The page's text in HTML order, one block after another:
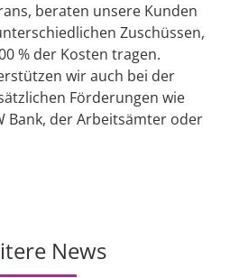
beraten unsere Kunden
Zuschüssen,
% der Kosten tragen.
wir auch bei der
Förderungen wie
Bank, der Arbeitsämter oder
News